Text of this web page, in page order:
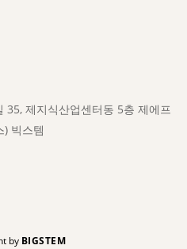
35, 제지식산업센터동 5층 제에프
) 빅스템
by BIGSTEM